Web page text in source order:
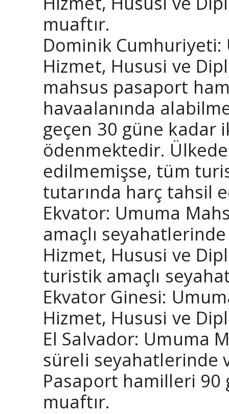
muaftır.
Dominik
Hizmet, Hususi ve
mahsus pasaport
havaalanında
geçen 30 güne kadar
ödenmektedir.
edilmemişse, tüm
tutarında harç tahsil
Ekvator: Umuma
amaçlı
Hizmet, Hususi ve
turistik amaçlı
Ekvator Ginesi:
Hizmet, Hususi ve
El Salvador: Umuma
süreli seyahatlerinde
Pasaport hamilleri
muaftır.